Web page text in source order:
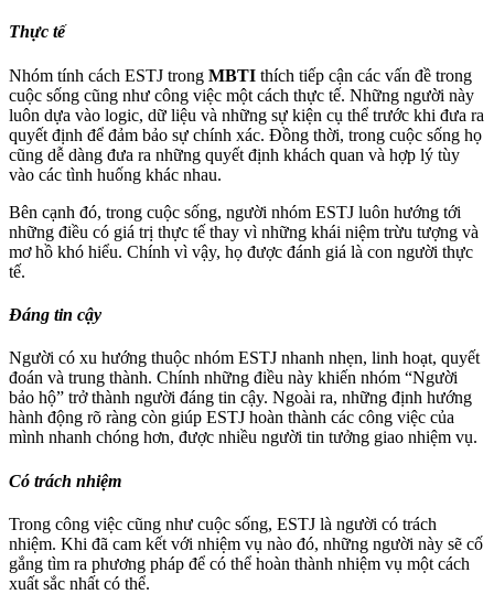
Thực tế
Nhóm tính cách ESTJ trong MBTI thích tiếp cận các vấn đề trong
cuộc sống cũng như công việc một cách thực tế. Những người này
luôn dựa vào logic, dữ liệu và những sự kiện cụ thể trước khi đưa ra
quyết định để đảm bảo sự chính xác. Đồng thời, trong cuộc sống họ
cũng dễ dàng đưa ra những quyết định khách quan và hợp lý tùy
vào các tình huống khác nhau.
Bên cạnh đó, trong cuộc sống, người nhóm ESTJ luôn hướng tới
những điều có giá trị thực tế thay vì những khái niệm trừu tượng và
mơ hồ khó hiểu. Chính vì vậy, họ được đánh giá là con người thực
tế.
Đáng tin cậy
Người có xu hướng thuộc nhóm ESTJ nhanh nhẹn, linh hoạt, quyết
đoán và trung thành. Chính những điều này khiến nhóm “Người
bảo hộ” trở thành người đáng tin cậy. Ngoài ra, những định hướng
hành động rõ ràng còn giúp ESTJ hoàn thành các công việc của
mình nhanh chóng hơn, được nhiều người tin tưởng giao nhiệm vụ.
Có trách nhiệm
Trong công việc cũng như cuộc sống, ESTJ là người có trách
nhiệm. Khi đã cam kết với nhiệm vụ nào đó, những người này sẽ cố
gắng tìm ra phương pháp để có thể hoàn thành nhiệm vụ một cách
xuất sắc nhất có thể.